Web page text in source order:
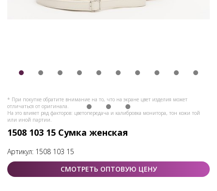
* При покупке обратите внимание на то, что на экране цвет изделия может
отличаться от оригинала.
На это влияет ряд факторов: цветопередача и калибровка монитора, тон кожи той
или иной партии.
1508 103 15 Сумка женская
Артикул: 1508 103 15
СМОТРЕТЬ ОПТОВУЮ ЦЕНУ